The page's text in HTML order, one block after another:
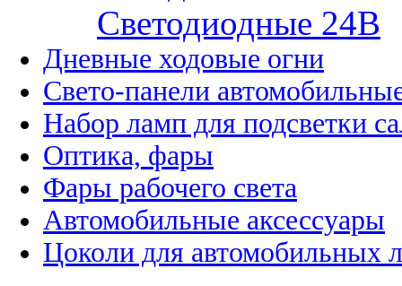
Cветодиодные 24B
Дневные ходовые огни
Свето-панели
Набор ламп для подсветки
Оптика, фары
Фары рабочего света
Автомобильные аксессуары
Цоколи для автомобильных